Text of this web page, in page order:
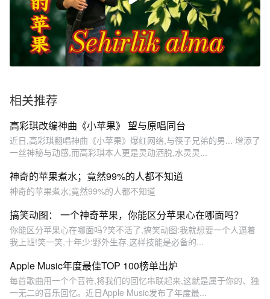
相关推荐
高彩琪改编神曲《小苹果》 望与原唱同台
近日,高彩琪翻唱神曲《小苹果》爆红网络,与筷子兄弟的男... 增添了
一丝神秘与动感,而高彩琪本人更是灵动洒脱,水灵灵...
神奇的苹果煮水；竟然99%的人都不知道
神奇的苹果煮水;竟然99%的人都不知道
搞笑动图： 一个神奇苹果，你能区分苹果心在哪面吗？
你能区分苹果心在哪面吗?笑不活了,搞笑动图:我就想要一个人逼着
我上班!笑一笑,十年少:野外生存,这样技能是必备的...
Apple Music年度最佳TOP 100榜单出炉
每首歌曲用一个个音符,将我们的回忆串联起来,这就是属于你的、独
一无二的音乐回忆。近日Apple Music发布了年度最...